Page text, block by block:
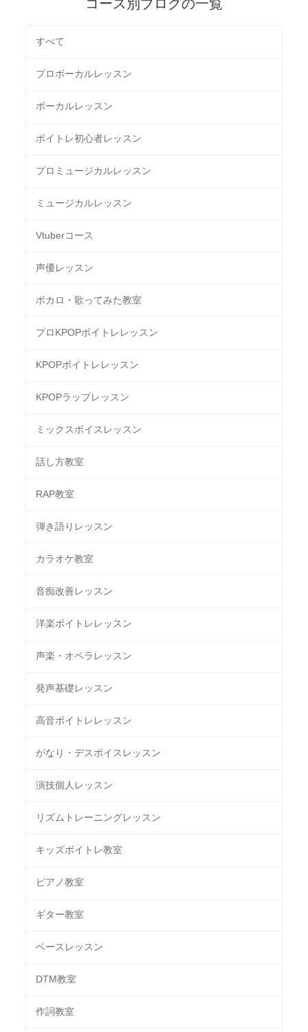
コース別ブログの一覧
すべて
プロボーカルレッスン
ボーカルレッスン
ボイトレ初心者レッスン
プロミュージカルレッスン
ミュージカルレッスン
Vtuberコース
声優レッスン
ボカロ・歌ってみた教室
プロKPOPボイトレレッスン
KPOPボイトレレッスン
KPOPラップレッスン
ミックスボイスレッスン
話し方教室
RAP教室
弾き語りレッスン
カラオケ教室
音痴改善レッスン
洋楽ボイトレレッスン
声楽・オペラレッスン
発声基礎レッスン
高音ボイトレレッスン
がなり・デスボイスレッスン
演技個人レッスン
リズムトレーニングレッスン
キッズボイトレ教室
ピアノ教室
ギター教室
ベースレッスン
DTM教室
作詞教室